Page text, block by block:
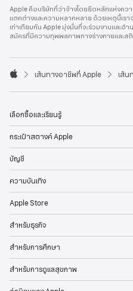
p
p
l
e
o
t
r
Apple คือบริษัทที่ว่าจ้างโดยยึดหลักแห่งคว
แตกต่างและความหลากหลาย ด้วยเหตุนี้เร
เท่าเทียมกัน Apple มุ่งมั่นที่จะร่วมงานและอ
สมัครที่มีความทุพพลภาพทางร่างกายและ

p
l
เส้นทางอาชีพที่ Apple เส้น
เลือกซื้อและเรียนรู้
กระเป๋าสตางค์ Apple
บัญชี
ความบันเทิง
Apple Store
สำหรับธุรกิจ
สำหรับการศึกษา
สำหรับการดูแลสุขภาพ